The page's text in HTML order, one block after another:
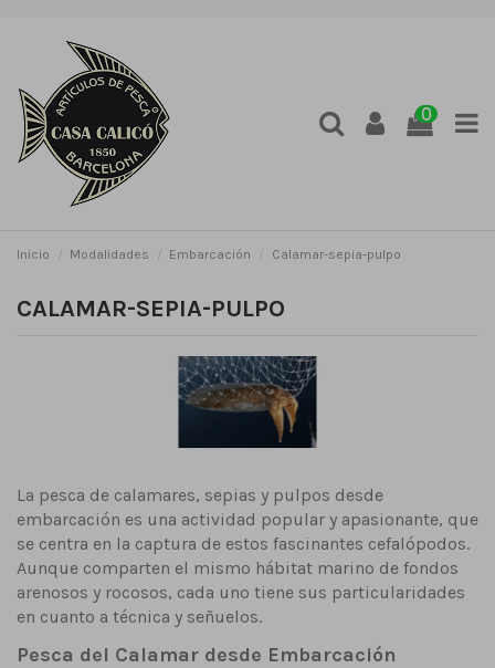
0
Inicio Modalidades Embarcación Calamar-sepia-pulpo
CALAMAR-SEPIA-PULPO
La pesca de calamares, sepias y pulpos desde
embarcación es una actividad popular y apasionante, que
se centra en la captura de estos fascinantes cefalópodos.
Aunque comparten el mismo hábitat marino de fondos
arenosos y rocosos, cada uno tiene sus particularidades
en cuanto a técnica y señuelos.
Pesca del Calamar desde Embarcación